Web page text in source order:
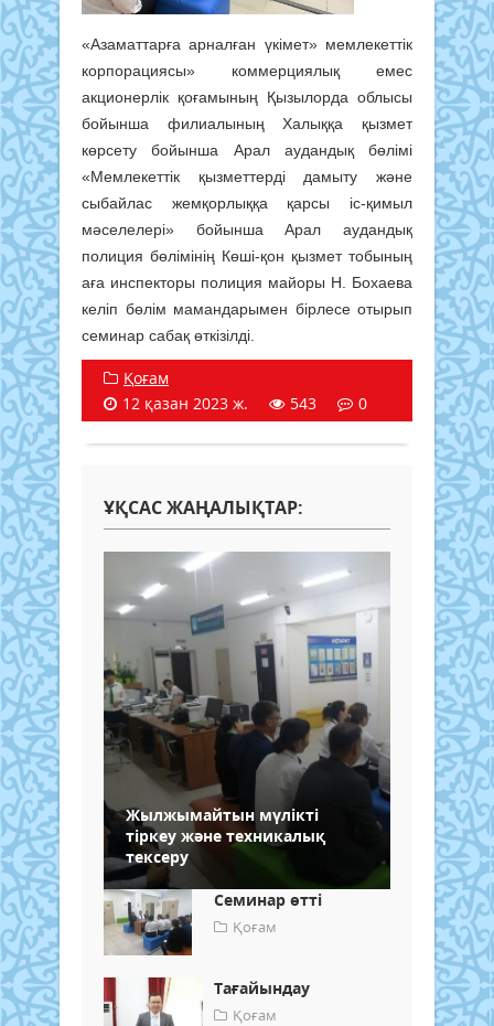
«Азаматтарға арналған үкімет» мемлекеттік
корпорациясы» коммерциялық емес
акционерлік қоғамының Қызылорда облысы
бойынша филиалының Халыққа қызмет
көрсету бойынша Арал аудандық бөлімі
«Мемлекеттік қызметтерді дамыту және
сыбайлас жемқорлыққа қарсы іс-қимыл
мәселелері» бойынша Арал аудандық
полиция бөлімінің Көші-қон қызмет тобының
аға инспекторы полиция майоры Н. Бохаева
келіп бөлім мамандарымен бірлесе отырып
семинар сабақ өткізілді.
Қоғам
12 қазан 2023 ж.
543 0
ҰҚСАС ЖАҢАЛЫҚТАР:
Жылжымайтын мүлікті
тіркеу және техникалық
тексеру
Семинар өтті
Қоғам
Тағайындау
Қоғам